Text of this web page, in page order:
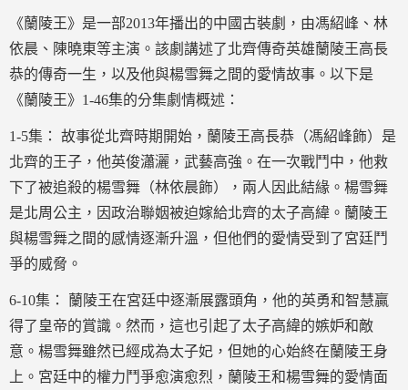
《蘭陵王》是一部2013年播出的中國古裝劇，由馮紹峰、林
依晨、陳曉東等主演。該劇講述了北齊傳奇英雄蘭陵王高長
恭的傳奇一生，以及他與楊雪舞之間的愛情故事。以下是
《蘭陵王》1-46集的分集劇情概述：
1-5集： 故事從北齊時期開始，蘭陵王高長恭（馮紹峰飾）是
北齊的王子，他英俊瀟灑，武藝高強。在一次戰鬥中，他救
下了被追殺的楊雪舞（林依晨飾），兩人因此結緣。楊雪舞
是北周公主，因政治聯姻被迫嫁給北齊的太子高緯。蘭陵王
與楊雪舞之間的感情逐漸升溫，但他們的愛情受到了宮廷鬥
爭的威脅。
6-10集： 蘭陵王在宮廷中逐漸展露頭角，他的英勇和智慧贏
得了皇帝的賞識。然而，這也引起了太子高緯的嫉妒和敵
意。楊雪舞雖然已經成為太子妃，但她的心始終在蘭陵王身
上。宮廷中的權力鬥爭愈演愈烈，蘭陵王和楊雪舞的愛情面